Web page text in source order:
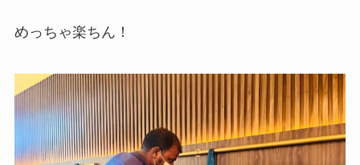
めっちゃ楽ちん！